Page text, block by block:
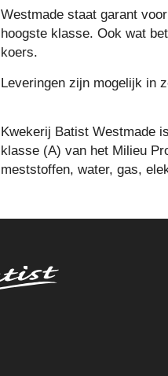
Westmade staat garant
hoogste klasse. Ook wat
koers.
Leveringen zijn mogelijk in
Kwekerij Batist Westmade
klasse (A) van het Milieu
meststoffen, water, gas,